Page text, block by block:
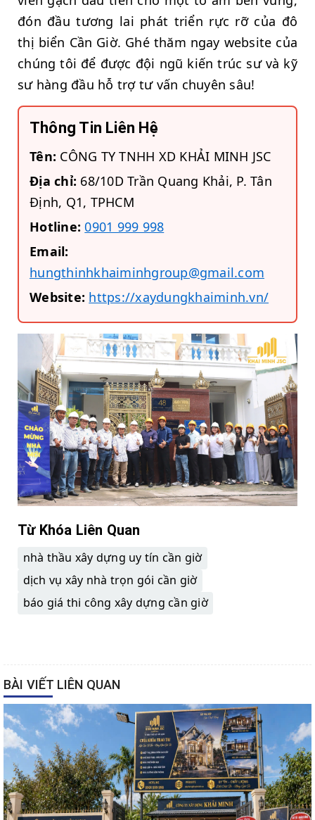
đón đầu tương lai phát triển rực rỡ của đô
thị biển Cần Giờ. Ghé thăm ngay website của
chúng tôi để được đội ngũ kiến trúc sư và kỹ
sư hàng đầu hỗ trợ tư vấn chuyên sâu!
Thông Tin Liên Hệ
Tên: CÔNG TY TNHH XD KHẢI MINH JSC
Địa chỉ: 68/10D Trần Quang Khải, P. Tân
Định, Q1, TPHCM
Hotline: 0901 999 998
Email:
hungthinhkhaiminhgroup@gmail.com
Website: https://xaydungkhaiminh.vn/
Từ Khóa Liên Quan
nhà thầu xây dựng uy tín cần giờ
dịch vụ xây nhà trọn gói cần giờ
báo giá thi công xây dựng cần giờ
BÀI VIẾT LIÊN QUAN